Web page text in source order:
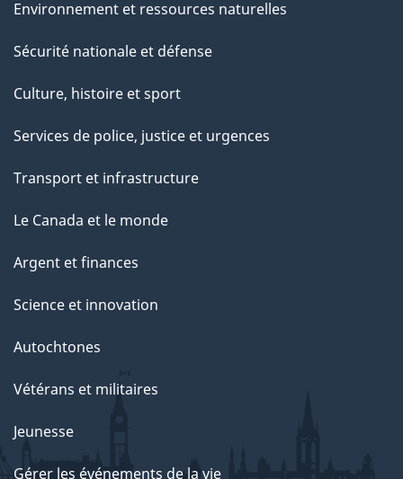
Environnement et ressources naturelles
Sécurité nationale et défense
Culture, histoire et sport
Services de police, justice et urgences
Transport et infrastructure
Le Canada et le monde
Argent et finances
Science et innovation
Autochtones
Vétérans et militaires
Jeunesse
Gérer les événements de la vie